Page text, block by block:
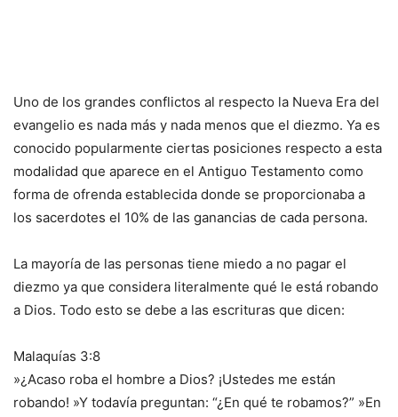
Uno de los grandes conflictos al respecto la Nueva Era del
evangelio es nada más y nada menos que el diezmo. Ya es
conocido popularmente ciertas posiciones respecto a esta
modalidad que aparece en el Antiguo Testamento como
forma de ofrenda establecida donde se proporcionaba a
los sacerdotes el 10% de las ganancias de cada persona.
La mayoría de las personas tiene miedo a no pagar el
diezmo ya que considera literalmente qué le está robando
a Dios. Todo esto se debe a las escrituras que dicen:
Malaquías 3:8
»¿Acaso roba el hombre a Dios? ¡Ustedes me están
robando! »Y todavía preguntan: “¿En qué te robamos?” »En